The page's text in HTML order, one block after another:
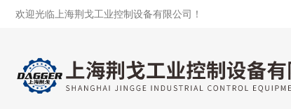
欢迎光临上海荆戈工业控制设备有限公司！